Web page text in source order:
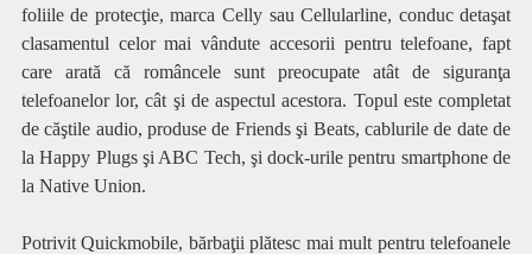
foliile de protecţie, marca Celly sau Cellularline, conduc detaşat
clasamentul celor mai vândute accesorii pentru telefoane, fapt
care arată că româncele sunt preocupate atât de siguranţa
telefoanelor lor, cât şi de aspectul acestora. Topul este completat
de căştile audio, produse de Friends şi Beats, cablurile de date de
la Happy Plugs şi ABC Tech, şi dock-urile pentru smartphone de
la Native Union.
Potrivit Quickmobile, bărbaţii plătesc mai mult pentru telefoanele